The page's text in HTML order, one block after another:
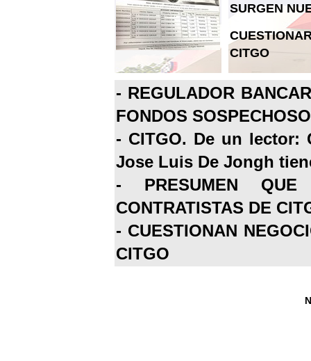
SURGEN
CITGO
- REGULADOR
FONDOS
- CITGO. De un lector:
Jose Luis De Jongh
- PRESUMEN
CONTRATISTAS DE
- CUESTIONAN
CITGO